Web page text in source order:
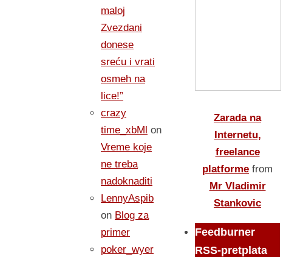
maloj
Zvezdani
donese
sreću i vrati
osmeh na
lice!”
crazy
time_xbMl on
Vreme koje
ne treba
nadoknaditi
LennyAspib
on Blog za
primer
poker_wyer
Zarada na
Internetu,
freelance
platforme from
Mr Vladimir
Stankovic
Feedburner
RSS-pretplata